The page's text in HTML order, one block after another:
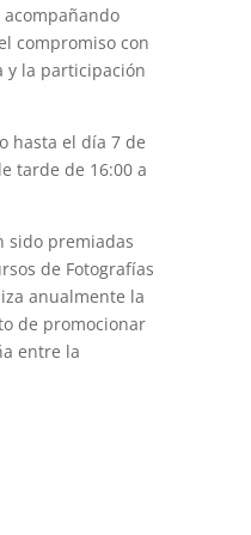
compromiso con
y la participación
hasta el día 7 de
tarde de 16:00 a
sido premiadas
de Fotografías
anualmente la
de promocionar
entre la